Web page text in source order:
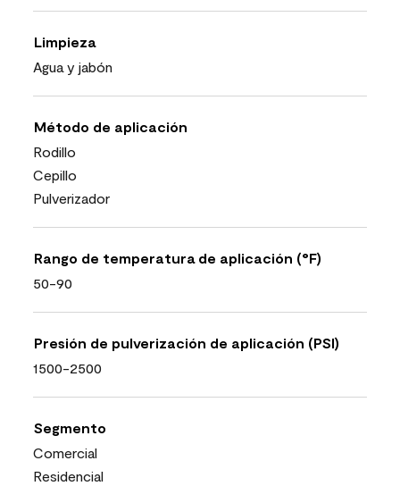
Limpieza
Agua y jabón
Método de aplicación
Rodillo
Cepillo
Pulverizador
Rango de temperatura de aplicación (°F)
50-90
Presión de pulverización de aplicación (PSI)
1500-2500
Segmento
Comercial
Residencial